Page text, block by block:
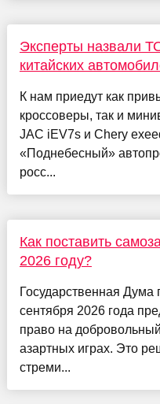
Эксперты назвали
китайских
К нам приедут как
кроссоверы, так и
JAC iEV7s и Chery
«Поднебесный»
росс...
Как поставить
2026 году?
Государственная Дума
сентября 2026 года
право на
азартных играх. Это
стреми...